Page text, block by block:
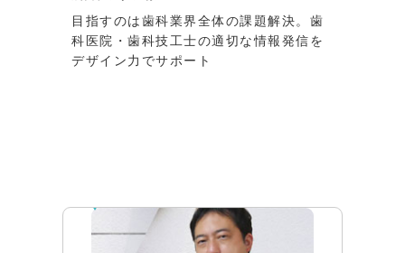
目指すのは歯科業界全体の課題解決。歯
科医院・歯科技工士の適切な情報発信を
デザイン力でサポート